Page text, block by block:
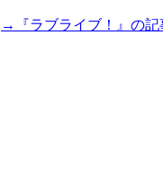
→『ラブライブ！』の記